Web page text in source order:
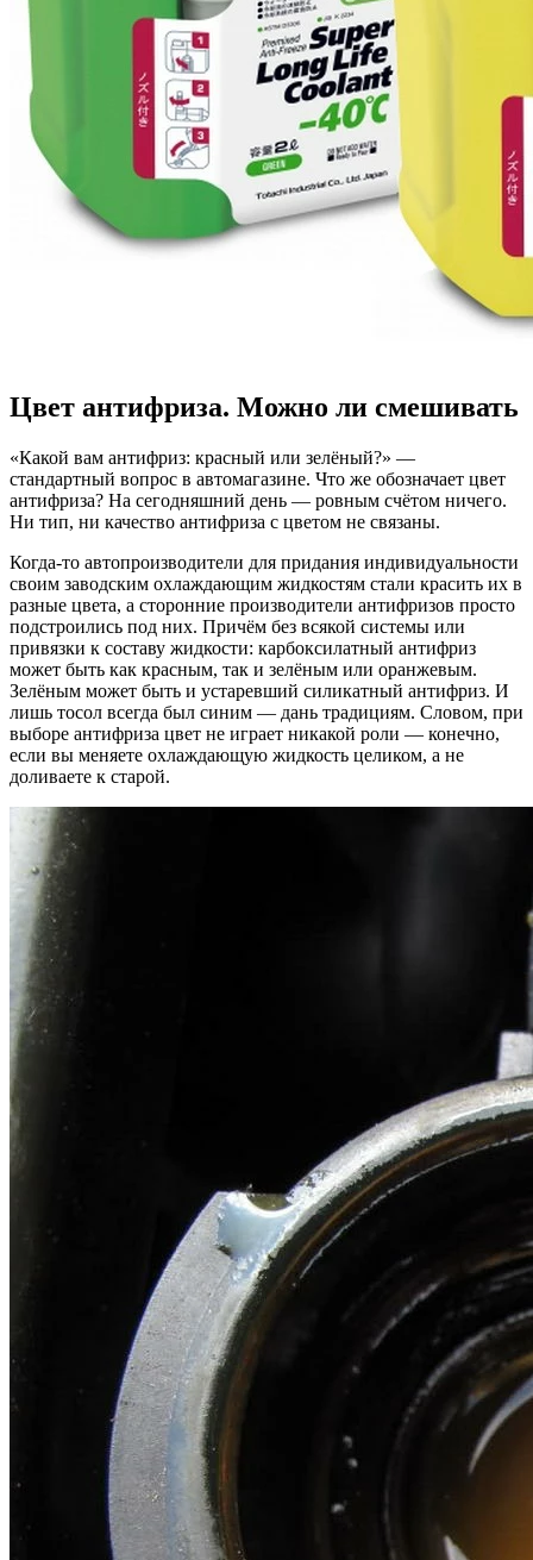
Цвет антифриза. Можно ли смешивать
«Какой вам антифриз: красный или зелёный?» —
стандартный вопрос в автомагазине. Что же обозначает цвет
антифриза? На сегодняшний день — ровным счётом ничего.
Ни тип, ни качество антифриза с цветом не связаны.
Когда-то автопроизводители для придания индивидуальности
своим заводским охлаждающим жидкостям стали красить их в
разные цвета, а сторонние производители антифризов просто
подстроились под них. Причём без всякой системы или
привязки к составу жидкости: карбоксилатный антифриз
может быть как красным, так и зелёным или оранжевым.
Зелёным может быть и устаревший силикатный антифриз. И
лишь тосол всегда был синим — дань традициям. Словом, при
выборе антифриза цвет не играет никакой роли — конечно,
если вы меняете охлаждающую жидкость целиком, а не
доливаете к старой.